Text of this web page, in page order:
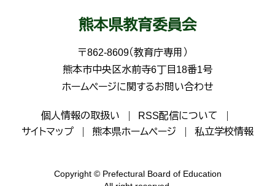
熊本県教育委員会
〒862-8609（教育庁専用）
熊本市中央区水前寺6丁目18番1号
ホームページに関するお問い合わせ
個人情報の取扱い
RSS配信について
サイトマップ
熊本県ホームページ 私立学校情報
Copyright © Prefectural Board of Education